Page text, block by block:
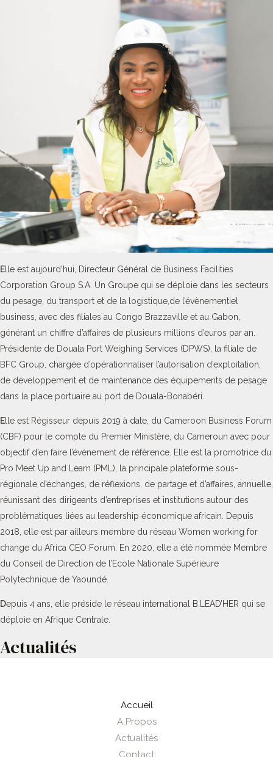
E lle est aujourd’hui, Directeur Général de Business Facilities
Corporation Group S.A. Un Groupe qui se déploie dans les secteurs
du pesage, du transport et de la logistique,de l’évènementiel
business, avec des filiales au Congo Brazzaville et au Gabon,
générant un chiffre d’affaires de plusieurs millions d’euros par an.
Présidente de Douala Port Weighing Services (DPWS), la filiale de
BFC Group, chargée d’opérationnaliser l’autorisation d’exploitation,
de développement et de maintenance des équipements de pesage
dans la place portuaire au port de Douala-Bonabéri.
E lle est Régisseur depuis 2019 à date, du Cameroon Business Forum
(CBF) pour le compte du Premier Ministère, du Cameroun avec pour
objectif d’en faire l’évènement de référence. Elle est la promotrice du
Pro Meet Up and Learn (PML), la principale plateforme sous-
régionale d’échanges, de réflexions, de partage et d’affaires, annuelle,
réunissant des dirigeants d’entreprises et institutions autour des
problématiques liées au leadership économique africain. Depuis
2018, elle est par ailleurs membre du réseau Women working for
change du Africa CEO Forum. En 2020, elle a été nommée Membre
du Conseil de Direction de l’Ecole Nationale Supérieure
Polytechnique de Yaoundé.
Depuis 4 ans, elle préside le réseau international B.LEAD’HER qui se
déploie en Afrique Centrale.
Actualités
Accueil
A Propos
Actualités
Contact